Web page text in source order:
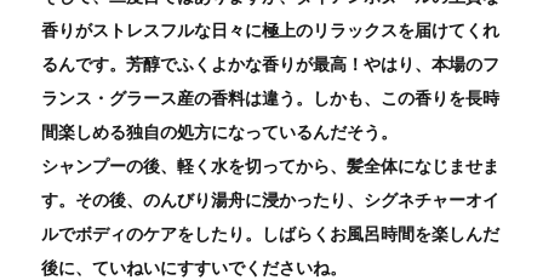
香りがストレスフルな日々に極上のリラックスを届けてくれ
るんです。芳醇でふくよかな香りが最高！やはり、本場のフ
ランス・グラース産の香料は違う。しかも、この香りを長時
間楽しめる独自の処方になっているんだそう。
シャンプーの後、軽く水を切ってから、髪全体になじませま
す。その後、のんびり湯舟に浸かったり、シグネチャーオイ
ルでボディのケアをしたり。しばらくお風呂時間を楽しんだ
後に、ていねいにすすいでくださいね。